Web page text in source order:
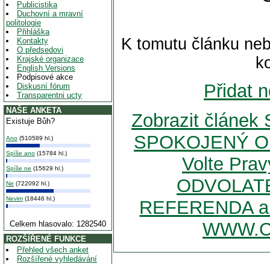
Publicistika
Duchovní a mravní
politologie
Přihláška
Kontakty
O předsedovi
Krajské organizace
English Versions
Podpisové akce
Diskusní fórum
Transparentni ucty
NAŠE ANKETA
Existuje Bůh?
Ano (510589 hl.)
Spíše ano (15784 hl.)
Spíše ne (15629 hl.)
Ne (722092 hl.)
Nevim (18446 hl.)
Celkem hlasovalo: 1282540
ROZŠÍŘENÉ FUNKCE
Přehled všech anket
Rozšířené vyhledávání
K tomutu článku
Přidat
Zobrazit článek
SPOKOJENÝ
Volte
REFERENDA